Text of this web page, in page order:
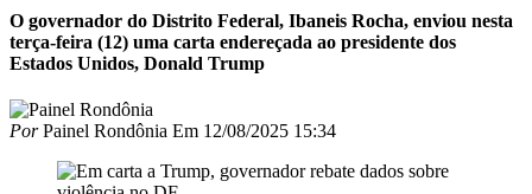
O governador do Distrito Federal, Ibaneis Rocha, enviou nesta
terça-feira (12) uma carta endereçada ao presidente dos
Estados Unidos, Donald Trump
PorPainel Rondônia Em 12/08/2025 15:34